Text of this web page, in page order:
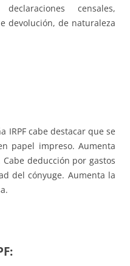
censales,
devolución, de naturaleza
IRPF cabe destacar que se
papel impreso. Aumenta
deducción por gastos
del cónyuge. Aumenta la